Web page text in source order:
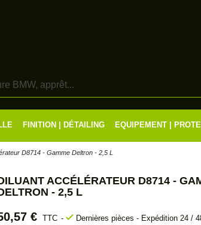
FINITION | DÉTAILING EQUIPEMENT |
D8714 - Gamme Deltron - 2,5 L
ACCÉLÉRATEUR D8714 -
- 2,5 L
€ TTC check Dernières pièces - Expédition 24 /